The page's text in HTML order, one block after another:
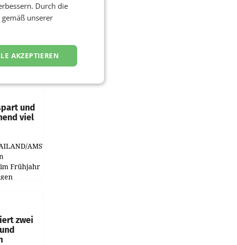
und
viel
AMSTERDAM.
im Frühjahr
zwei
Durch die
unserer
AKZEPTIEREN